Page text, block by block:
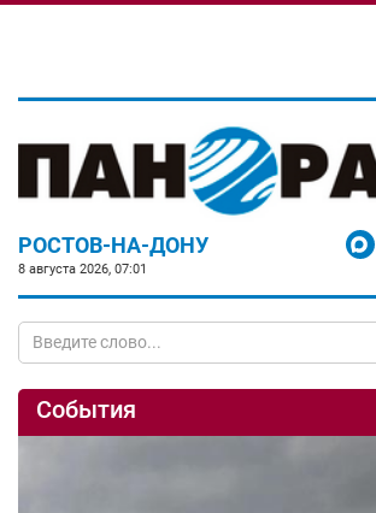
РОСТОВ-НА-ДОНУ
8 августа 2026, 07:01
События